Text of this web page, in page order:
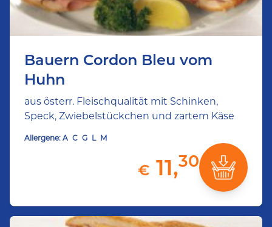
Bauern Cordon Bleu vom
Huhn
aus österr. Fleischqualität mit Schinken,
Speck, Zwiebelstückchen und zartem Käse
Allergene: A C G L M
€ 11,30